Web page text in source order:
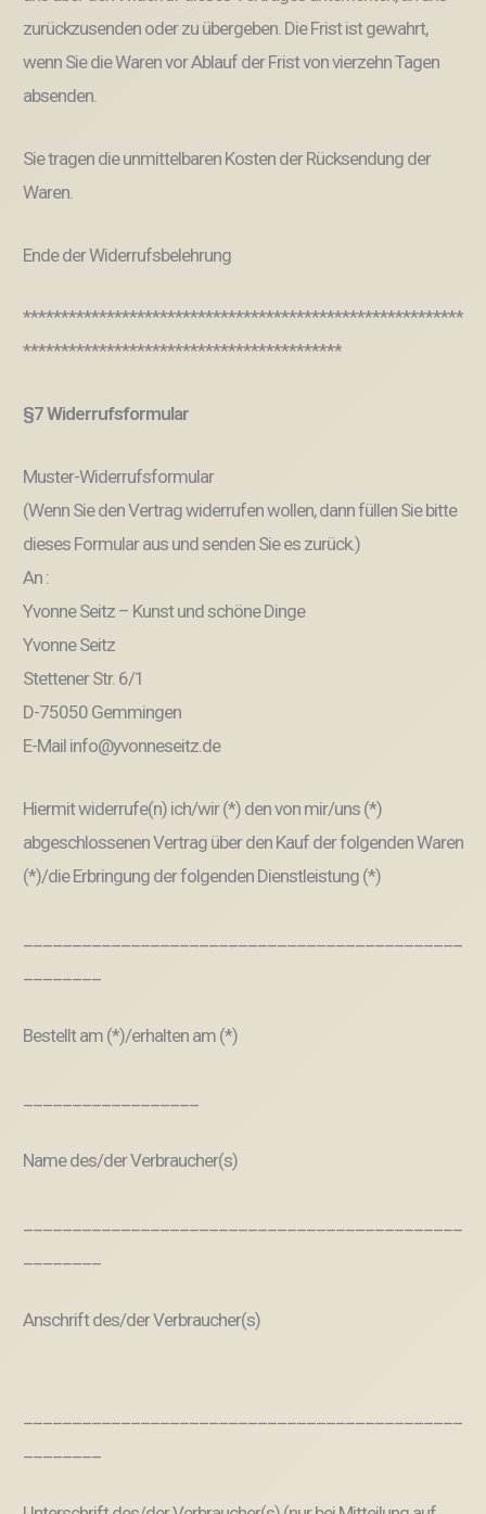
zurückzusenden oder zu übergeben. Die Frist ist gewahrt,
wenn Sie die Waren vor Ablauf der Frist von vierzehn Tagen
absenden.
Sie tragen die unmittelbaren Kosten der Rücksendung der
Waren.
Ende der Widerrufsbelehrung
**********************************************************
******************************************
§7 Widerrufsformular
Muster-Widerrufsformular
(Wenn Sie den Vertrag widerrufen wollen, dann füllen Sie bitte
dieses Formular aus und senden Sie es zurück.)
An :
Yvonne Seitz – Kunst und schöne Dinge
Yvonne Seitz
Stettener Str. 6/1
D-75050 Gemmingen
E-Mail info@yvonneseitz.de
Hiermit widerrufe(n) ich/wir (*) den von mir/uns (*)
abgeschlossenen Vertrag über den Kauf der folgenden Waren
(*)/die Erbringung der folgenden Dienstleistung (*)
Bestellt am (*)/erhalten am (*)
Name des/der Verbraucher(s)
Anschrift des/der Verbraucher(s)